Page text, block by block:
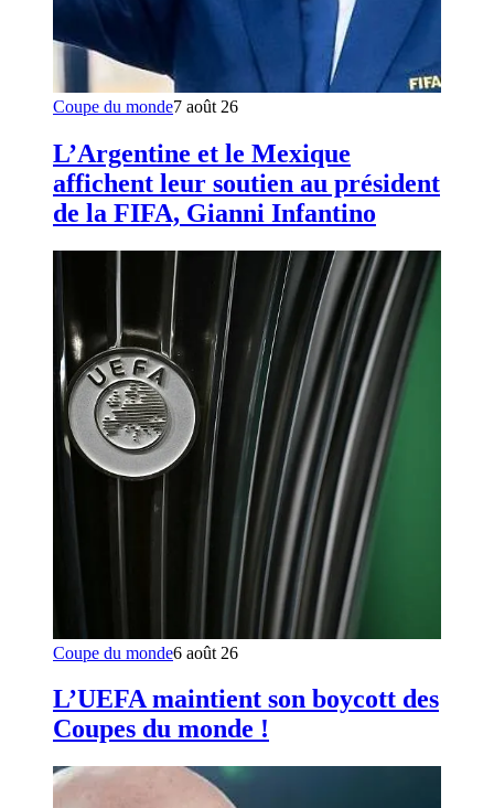
Coupe du monde7 août 26
L’Argentine et le Mexique
affichent leur soutien au président
de la FIFA, Gianni Infantino
Coupe du monde6 août 26
L’UEFA maintient son boycott des
Coupes du monde !